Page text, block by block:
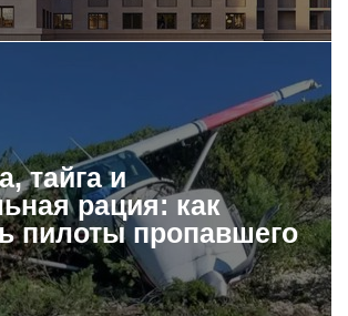
тайга и
рация: как
пилоты пропавшего